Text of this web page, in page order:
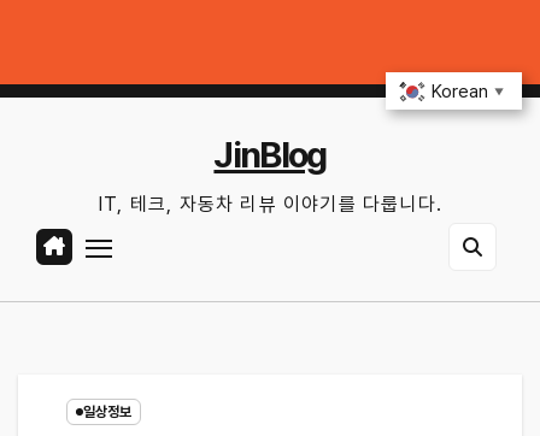
content
JinBlog
IT, 테크, 자동차 리뷰 이야기를 다룹니다.
일상정보
Korean ▼